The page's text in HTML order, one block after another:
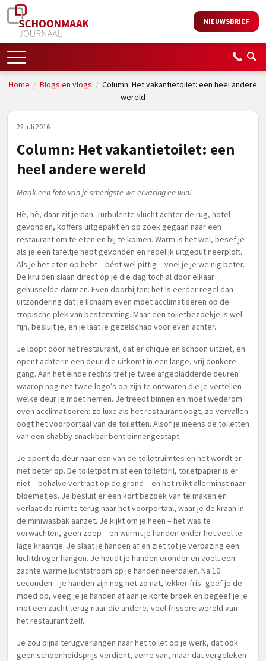
NIEUWSBRIEF
Home / Blogs en vlogs / Column: Het vakantietoilet: een heel andere
wereld
22 juli 2016
Column: Het vakantietoilet: een
heel andere wereld
Maak een foto van je smerigste wc-ervaring en win!
Hè, hè, daar zit je dan. Turbulente vlucht achter de rug, hotel
gevonden, koffers uitgepakt en op zoek gegaan naar een
restaurant om te eten en bij te komen. Warm is het wel, besef je
als je een tafeltje hebt gevonden en redelijk uitgeput neerploft.
Als je het eten op hebt – bést wel pittig – voel je je weinig beter.
De kruiden slaan direct op je die dag toch al door elkaar
gehusselde darmen. Even doorbijten: het is eerder regel dan
uitzondering dat je lichaam even moet acclimatiseren op de
tropische plek van bestemming. Maar een toiletbezoekje is wel
fijn, besluit je, en je laat je gezelschap voor even achter.
Je loopt door het restaurant, dat er chique en schoon uitziet, en
opent achterin een deur die uitkomt in een lange, vrij donkere
gang. Aan het einde rechts tref je twee afgebladderde deuren
waarop nog net twee logo’s op zijn te ontwaren die je vertellen
welke deur je moet nemen. Je treedt binnen en moet wederom
even acclimatiseren: zo luxe als het restaurant oogt, zo vervallen
oogt het voorportaal van de toiletten. Alsof je ineens de toiletten
van een shabby snackbar bent binnengestapt.
Je opent de deur naar een van de toiletruimtes en het wordt er
niet beter op. De toiletpot mist een toiletbril, toiletpapier is er
niet – behalve vertrapt op de grond – en het ruikt allerminst naar
bloemetjes. Je besluit er een kort bezoek van te maken en
verlaat de ruimte terug naar het voorportaal, waar je de kraan in
de miniwasbak aanzet. Je kijkt om je heen – het was te
verwachten, geen zeep – en wurmt je handen onder het veel te
lage kraantje. Je slaat je handen af en ziet tot je verbazing een
luchtdroger hangen. Je houdt je handen eronder en voelt een
zachte warme luchtstroom op je handen neerdalen. Na 10
seconden – je handen zijn nog net zo nat, lekker fris- geef je de
moed op, veeg je je handen af aan je korte broek en begeef je je
met een zucht terug naar die andere, veel frissere wereld van
het restaurant zelf.
Je zou bijna terugverlangen naar het toilet op je werk, dat ook
geen schoonheidsprijs verdient, verre van, maar dat vergeleken